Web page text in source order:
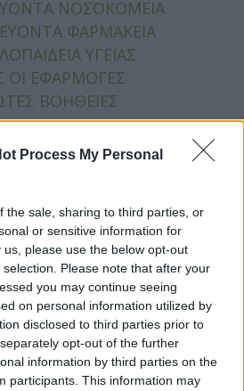
Process My Personal
the sale, sharing to third parties, or
or sensitive information for
please use the below opt-out
Please note that after your
you may continue seeing
on personal information utilized by
disclosed to third parties prior to
opt-out of the further
information by third parties on the
participants. This information may
ΝΟΣΟΚΟΜΕΙΑ
ΦΑΡΜΑΚΕΙΑ
ΥΓΕΙΑΣ
ΟΙ ΕΦΑΡΜΟΓΕΣ
ΒΟΗΘΕΙΕΣ
SOCIAL
Μ.Η.Τ.242021
ΤΑΥΤΟΤΗΤΑ
2025
Cookies
2026